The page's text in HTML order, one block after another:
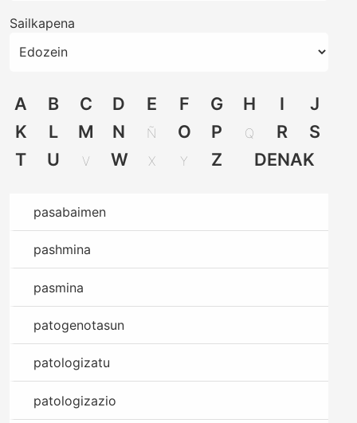
Sailkapena
A B C D E F G H I
J
K
L M N Ñ O P Q R
S
T
U V W X Y Z DENAK
pasabaimen
pashmina
pasmina
patogenotasun
patologizatu
patologizazio